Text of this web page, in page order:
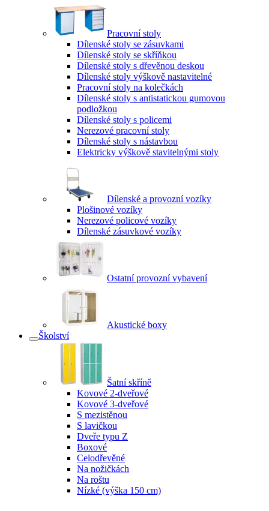
Pracovní stoly
Dílenské stoly se zásuvkami
Dílenské stoly se skříňkou
Dílenské stoly s dřevěnou deskou
Dílenské stoly výškově nastavitelné
Pracovní stoly na kolečkách
Dílenské stoly s antistatickou gumovou
podložkou
Dílenské stoly s policemi
Nerezové pracovní stoly
Dílenské stoly s nástavbou
Elektricky výškově stavitelnými stoly
Dílenské a provozní vozíky
Plošinové vozíky
Nerezové policové vozíky
Dílenské zásuvkové vozíky
Ostatní provozní vybavení
Akustické boxy
Školství
Šatní skříně
Kovové 2-dveřové
Kovové 3-dveřové
S mezistěnou
S lavičkou
Dveře typu Z
Boxové
Celodřevěné
Na nožičkách
Na roštu
Nízké (výška 150 cm)